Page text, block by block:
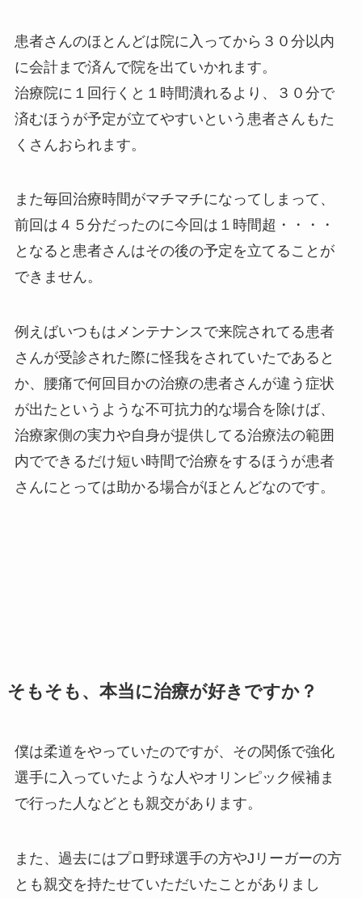
患者さんのほとんどは院に入ってから３０分以内
に会計まで済んで院を出ていかれます。
治療院に１回行くと１時間潰れるより、３０分で
済むほうが予定が立てやすいという患者さんもた
くさんおられます。
また毎回治療時間がマチマチになってしまって、
前回は４５分だったのに今回は１時間超・・・・
となると患者さんはその後の予定を立てることが
できません。
例えばいつもはメンテナンスで来院されてる患者
さんが受診された際に怪我をされていたであると
か、腰痛で何回目かの治療の患者さんが違う症状
が出たというような不可抗力的な場合を除けば、
治療家側の実力や自身が提供してる治療法の範囲
内でできるだけ短い時間で治療をするほうが患者
さんにとっては助かる場合がほとんどなのです。
そもそも、本当に治療が好きですか？
僕は柔道をやっていたのですが、その関係で強化
選手に入っていたような人やオリンピック候補ま
で行った人などとも親交があります。
また、過去にはプロ野球選手の方やJリーガーの方
とも親交を持たせていただいたことがありまし